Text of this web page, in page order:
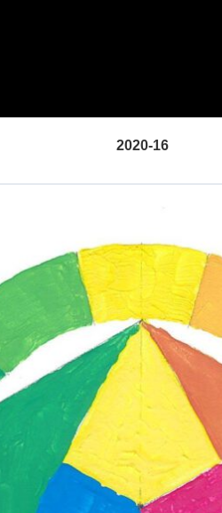
2020-16